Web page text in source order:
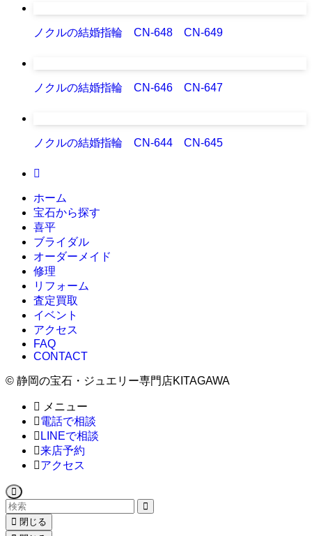
ノクルの結婚指輪 CN-648 CN-649
ノクルの結婚指輪 CN-646 CN-647
ノクルの結婚指輪 CN-644 CN-645
ホーム
宝石から探す
喜平
ブライダル
オーダーメイド
修理
リフォーム
査定買取
イベント
アクセス
FAQ
CONTACT
© 静岡の宝石・ジュエリー専門店KITAGAWA
メニュー
電話で相談
LINEで相談
来店予約
アクセス
閉じる